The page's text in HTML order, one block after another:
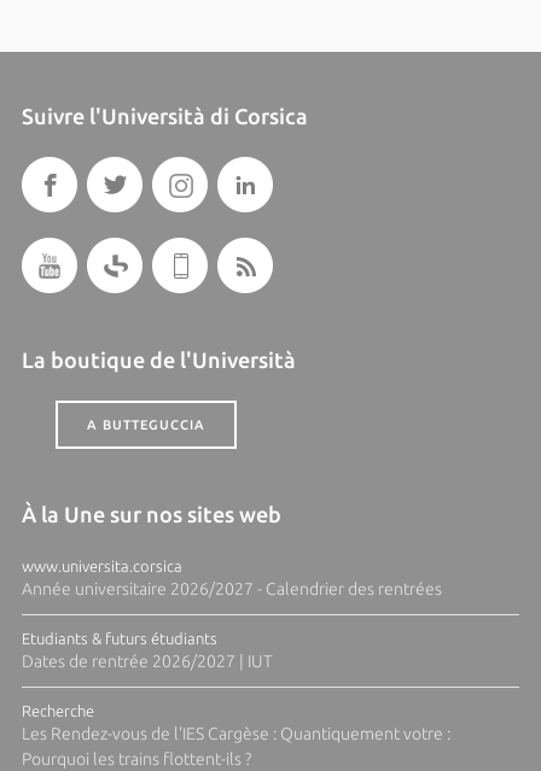
Suivre l'Università di Corsica
La boutique de l'Università
A BUTTEGUCCIA
À la Une sur nos sites web
www.universita.corsica
Année universitaire 2026/2027 - Calendrier des rentrées
Etudiants & futurs étudiants
Dates de rentrée 2026/2027 | IUT
Recherche
Les Rendez-vous de l'IES Cargèse : Quantiquement votre :
Pourquoi les trains flottent-ils ?